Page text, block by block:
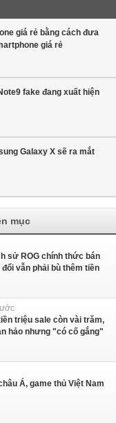
giá rẻ bằng cách đưa
giá rẻ
fake đang xuất hiện
Galaxy X sẽ ra mắt
mục
sử ROG chính thức bán
vẫn phải bù thêm tiền
triệu sale còn vài trăm,
hảo nhưng "có cố gắng"
Á, game thủ Việt Nam